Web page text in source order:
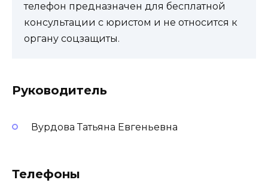
телефон предназначен для бесплатной
консультации с юристом и не относится к
органу соцзащиты.
Руководитель
Вурдова Татьяна Евгеньевна
Телефоны